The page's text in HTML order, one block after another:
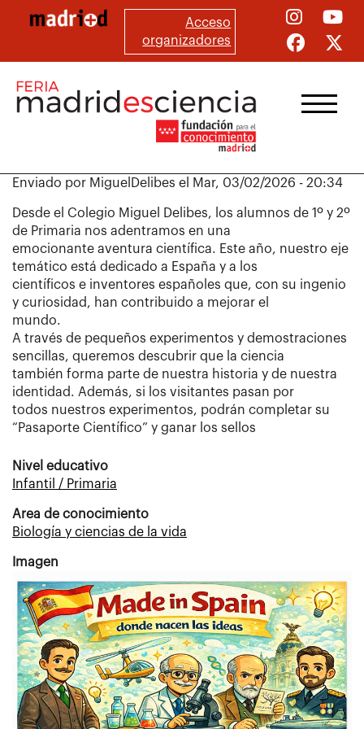
principal
Acceso
organizadores
Enviado por MiguelDelibes el Mar, 03/02/2026 - 20:34
Desde el Colegio Miguel Delibes, los alumnos de 1º y 2º
de Primaria nos adentramos en una
emocionante aventura científica. Este año, nuestro eje
temático está dedicado a España y a los
científicos e inventores españoles que, con su ingenio
y curiosidad, han contribuido a mejorar el
mundo.
A través de pequeños experimentos y demostraciones
sencillas, queremos descubrir que la ciencia
también forma parte de nuestra historia y de nuestra
identidad. Además, si los visitantes pasan por
todos nuestros experimentos, podrán completar su
“Pasaporte Científico” y ganar los sellos
Nivel educativo
Infantil / Primaria
Area de conocimiento
Biología y ciencias de la vida
Imagen